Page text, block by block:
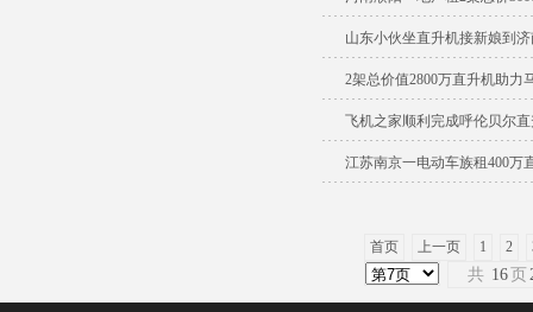
山东小伙坐直升机接新娘到
2架总价值2800万直升机助力
飞机之家顺利完成呼伦贝尔
江苏南京一电动车族租400万
首页 上一页 1 2
共 16 页